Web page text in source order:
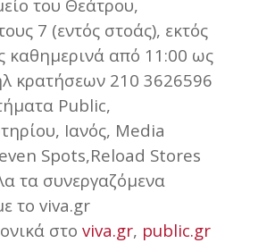
του Θεάτρου,
7 (εντός στοάς), εκτός
καθημερινά από 11:00 ως
κρατήσεων 210 3626596
Public,
Ιανός, Media
Spots,Reload Stores
τα συνεργαζόμενα
το viva.gr
στο viva.gr, public.gr